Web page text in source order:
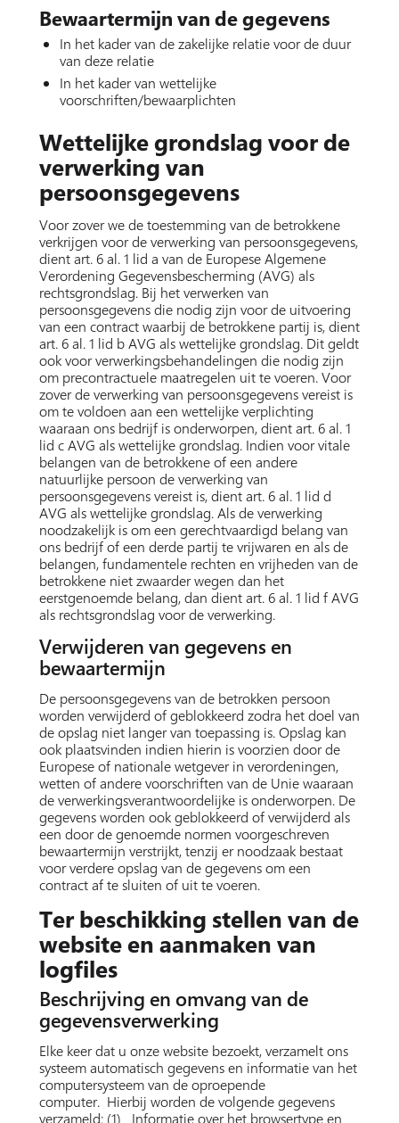
Bewaartermijn van de gegevens
In het kader van de zakelijke relatie voor de duur
van deze relatie
In het kader van wettelijke
voorschriften/bewaarplichten
Wettelijke grondslag voor de
verwerking van
persoonsgegevens
Voor zover we de toestemming van de betrokkene
verkrijgen voor de verwerking van persoonsgegevens,
dient art. 6 al. 1 lid a van de Europese Algemene
Verordening Gegevensbescherming (AVG) als
rechtsgrondslag. Bij het verwerken van
persoonsgegevens die nodig zijn voor de uitvoering
van een contract waarbij de betrokkene partij is, dient
art. 6 al. 1 lid b AVG als wettelijke grondslag. Dit geldt
ook voor verwerkingsbehandelingen die nodig zijn
om precontractuele maatregelen uit te voeren. Voor
zover de verwerking van persoonsgegevens vereist is
om te voldoen aan een wettelijke verplichting
waaraan ons bedrijf is onderworpen, dient art. 6 al. 1
lid c AVG als wettelijke grondslag. Indien voor vitale
belangen van de betrokkene of een andere
natuurlijke persoon de verwerking van
persoonsgegevens vereist is, dient art. 6 al. 1 lid d
AVG als wettelijke grondslag. Als de verwerking
noodzakelijk is om een gerechtvaardigd belang van
ons bedrijf of een derde partij te vrijwaren en als de
belangen, fundamentele rechten en vrijheden van de
betrokkene niet zwaarder wegen dan het
eerstgenoemde belang, dan dient art. 6 al. 1 lid f AVG
als rechtsgrondslag voor de verwerking.
Verwijderen van gegevens en
bewaartermijn
De persoonsgegevens van de betrokken persoon
worden verwijderd of geblokkeerd zodra het doel van
de opslag niet langer van toepassing is. Opslag kan
ook plaatsvinden indien hierin is voorzien door de
Europese of nationale wetgever in verordeningen,
wetten of andere voorschriften van de Unie waaraan
de verwerkingsverantwoordelijke is onderworpen. De
gegevens worden ook geblokkeerd of verwijderd als
een door de genoemde normen voorgeschreven
bewaartermijn verstrijkt, tenzij er noodzaak bestaat
voor verdere opslag van de gegevens om een
contract af te sluiten of uit te voeren.
Ter beschikking stellen van de
website en aanmaken van
logfiles
Beschrijving en omvang van de
gegevensverwerking
Elke keer dat u onze website bezoekt, verzamelt ons
systeem automatisch gegevens en informatie van het
computersysteem van de oproepende
computer. Hierbij worden de volgende gegevens
verzameld: (1) Informatie over het browsertype en